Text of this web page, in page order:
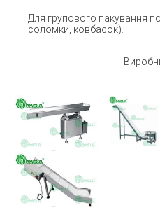
Для групового пакування
соломки, ковбасок).